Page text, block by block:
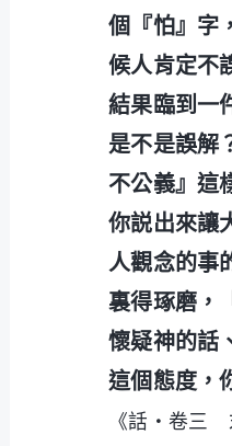
個『怕』字
候人肯定不
結果臨到一
是不是誤解
不公義』這
你説出來讓
人觀念的事
裏得琢磨，
懷疑神的話
這個態度，
《話・卷三